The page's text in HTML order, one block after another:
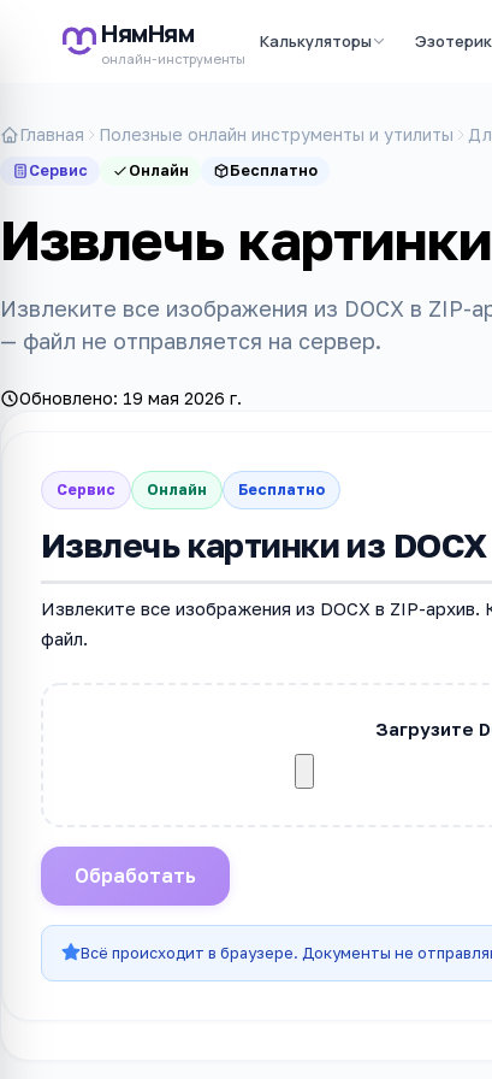
НямНям
онлайн-инструменты
Калькуляторы
Главная Полезные онлайн инструменты и утилиты
Сервис Онлайн Бесплатно
Извлечь
Извлеките все изображения из DOCX в ZIP-
— файл не отправляется на сервер.
Обновлено: 19 мая 2026 г.
Сервис Онлайн Бесплатно
Извлечь картинки из DOCX
Извлеките все изображения из DOCX в ZIP-
файл.
Загрузите
Обработать
Всё происходит в браузере. Документы не